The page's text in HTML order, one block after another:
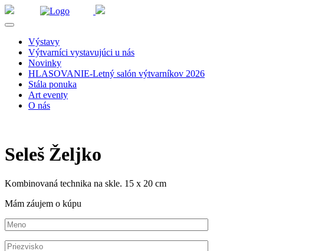
Výstavy
Výtvarníci vystavujúci u nás
Novinky
HLASOVANIE-Letný salón výtvarníkov 2026
Stála ponuka
Art eventy
O nás
Seleš Željko
Kombinovaná technika na skle. 15 x 20 cm
Mám záujem o kúpu